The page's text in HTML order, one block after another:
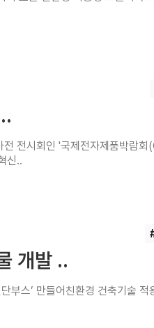
전시회인 '국제전자제품박람
신..
개발 ..
부스’ 만들어친환경 건축기술 적